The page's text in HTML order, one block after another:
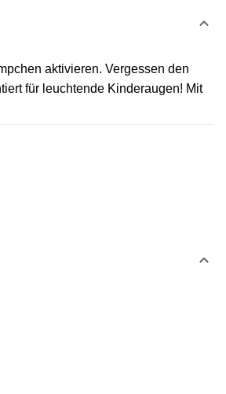
aktivieren. Vergessen den
für leuchtende Kinderaugen! Mit